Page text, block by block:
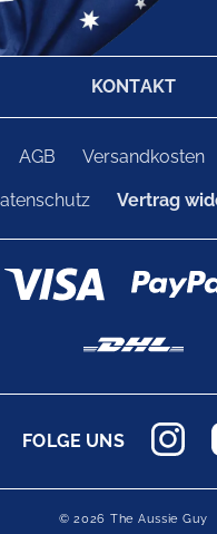
KONTAKT
AGB Versandkosten
Vertrag
FOLGE UNS
© 2026 The Aussie Guy